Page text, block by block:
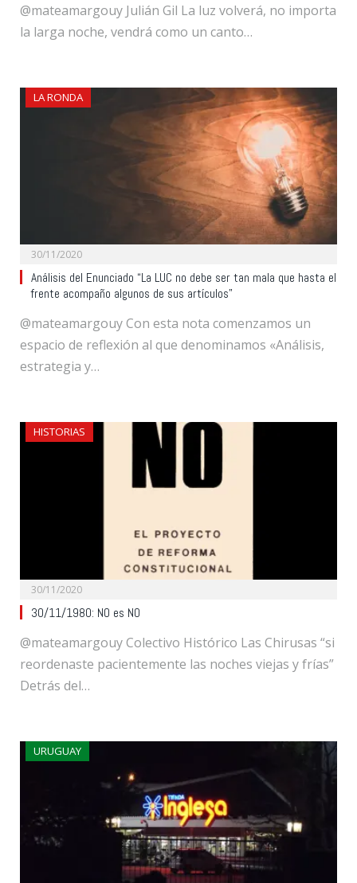
@mateamargouy Julián Gil La luz volverá, no importa
la larga noche, vendrá como un canto…
LA RONDA
30/11/2020
Análisis del Enunciado “La LUC no debe ser tan mala que hasta el
frente acompaño algunos de sus artículos”
@mateamargouy Con esta nota comenzamos un
espacio de reflexión al que denominamos «Análisis,
estrategia y…
HISTORIAS
30/11/2020
30/11/1980: NO es NO
@mateamargouy Colectivo Histórico Las Chirusas “si
reordenaste pacientemente las noches viejas y frías”
Detrás del…
URUGUAY